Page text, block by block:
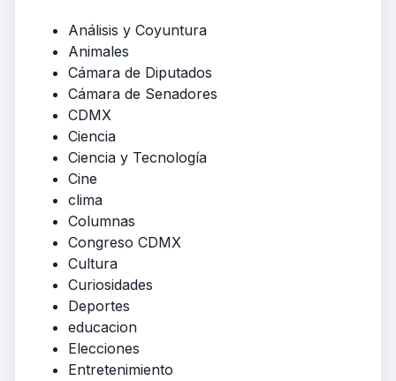
Análisis y Coyuntura
Animales
Cámara de Diputados
Cámara de Senadores
CDMX
Ciencia
Ciencia y Tecnología
Cine
clima
Columnas
Congreso CDMX
Cultura
Curiosidades
Deportes
educacion
Elecciones
Entretenimiento